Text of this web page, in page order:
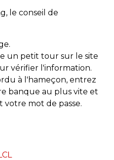
le conseil de
un petit tour sur le site
vérifier l'information.
à l'hameçon, entrez
banque au plus vite et
mot de passe.